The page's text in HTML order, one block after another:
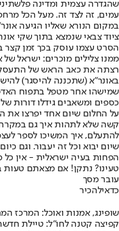
שהגדרה עצמית ומדינה
עמים, זה לצד זה. מעל הכל
במקום הנורא שאליו הגיעה
ציוד צבאי שנמצא בתוך שקי
הסרט עצמו עוסק בכך זמן קצר
רצתה את כאב הראש של
באונר"א (שתכננה להיסגר)
שמישהו אחר מטפל בתפוח
כספים ומשאבים גידלו דורות
על החלום שיום אחד יפרצו את
קשה שלא לתהות איך גם
להתעלם, איך המשיכו לספר
שיום יבוא וכל זה יעבור. וגם
הפחות בעיה ישראלית - אין כל
טעינו? נתקן! אם מצאתם
עובר מסך
כדאילהכיר
שופינג, אמנות ואוכל: המרכז
קפיצה קטנה לחו"ל: טיילת